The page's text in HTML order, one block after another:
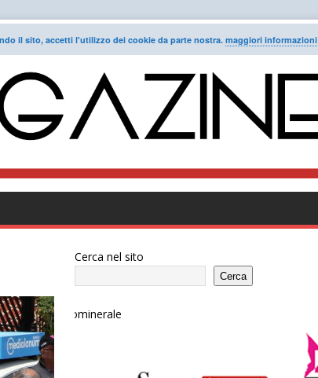
Cerca nel sito
Cerca
il sito, accetti l'utilizzo dei cookie da parte nostra. maggiori informazioni